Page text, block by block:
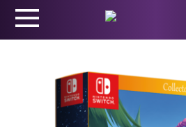
Productos
Juegos